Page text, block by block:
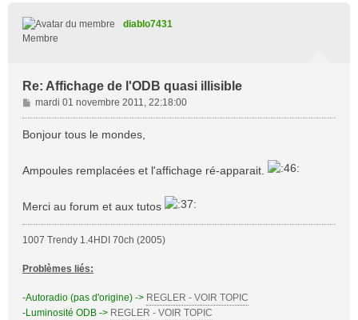
diablo7431
Membre
Re: Affichage de l'ODB quasi illisible
M
e
s
g
mardi 01 novembre 2011, 22:18:00
Bonjour tous le mondes,
Ampoules remplacées et l'affichage ré-apparait.
Merci au forum et aux tutos
1007 Trendy 1.4HDI 70ch (2005)
Problèmes liés:
-Autoradio (pas d'origine) -> REGLER - VOIR TOPIC
-Luminosité ODB -> REGLER - VOIR TOPIC